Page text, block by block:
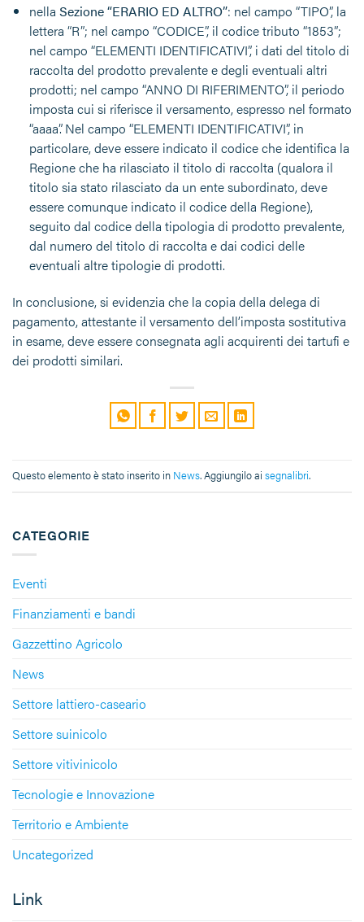
CATEGORIE
Eventi
Finanziamenti e bandi
Gazzettino Agricolo
News
Settore lattiero-caseario
Settore suinicolo
Settore vitivinicolo
Tecnologie e Innovazione
Territorio e Ambiente
Uncategorized
Link
nella Sezione “ERARIO ED ALTRO”: nel campo “TIPO”, la
lettera “R”; nel campo “CODICE”, il codice tributo “1853”;
nel campo “ELEMENTI IDENTIFICATIVI”, i dati del titolo di
raccolta del prodotto prevalente e degli eventuali altri
prodotti; nel campo “ANNO DI RIFERIMENTO”, il periodo
imposta cui si riferisce il versamento, espresso nel formato
“aaaa”. Nel campo “ELEMENTI IDENTIFICATIVI”, in
particolare, deve essere indicato il codice che identifica la
Regione che ha rilasciato il titolo di raccolta (qualora il
titolo sia stato rilasciato da un ente subordinato, deve
essere comunque indicato il codice della Regione),
seguito dal codice della tipologia di prodotto prevalente,
dal numero del titolo di raccolta e dai codici delle
eventuali altre tipologie di prodotti.
In conclusione, si evidenzia che la copia della delega di
pagamento, attestante il versamento dell’imposta sostitutiva
in esame, deve essere consegnata agli acquirenti dei tartufi e
dei prodotti similari.
Questo elemento è stato inserito in News. Aggiungilo ai segnalibri.